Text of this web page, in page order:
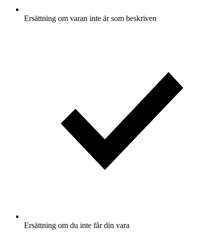
Ersättning om varan inte är som beskriven
Ersättning om du inte får din vara